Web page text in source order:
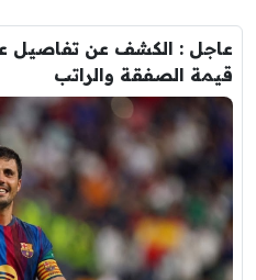
عاجل : الكشف عن تفاصيل
قيمة الصفقة والراتب